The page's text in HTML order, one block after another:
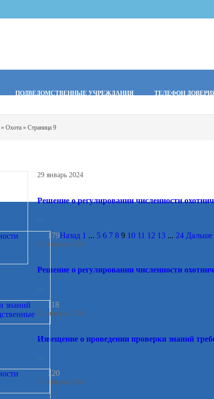
ПОДВЕДОМСТВЕННЫЕ УЧРЕЖДАНИЯ ТЕЛЕФОН
» Охота » Страница 9
29 январь 2024
Решение о регулировании численности
179
25 январь 2024
Решение о регулировании численности
118
22 январь 2024
Извещение о проведении проверки знаний
...
120
15 январь 2024
Назад 1 ... 5 6 7 8 9 10 11 12 13 ... 24 Дальше